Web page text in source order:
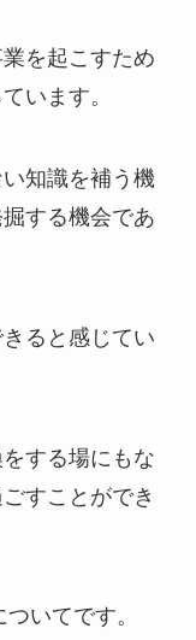
を起こすため
います。
知識を補う機
する機会であ
ると感じてい
する場にもな
すことができ
いてです。